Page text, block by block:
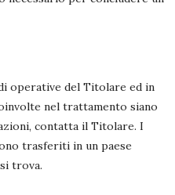
operative del Titolare ed in
nel trattamento siano
contatta il Titolare. I
trasferiti in un paese
trova.